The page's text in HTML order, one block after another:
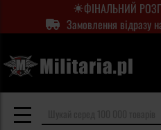
ФІНАЛЬНИЙ
Замовлення відразу